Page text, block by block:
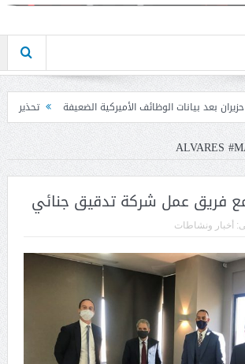
الضعيفة تحذير المواطنين من مشاركة رمز الـ OTP
فريق عمل شركة تدقيق جنائي
أخبار ونشاطات